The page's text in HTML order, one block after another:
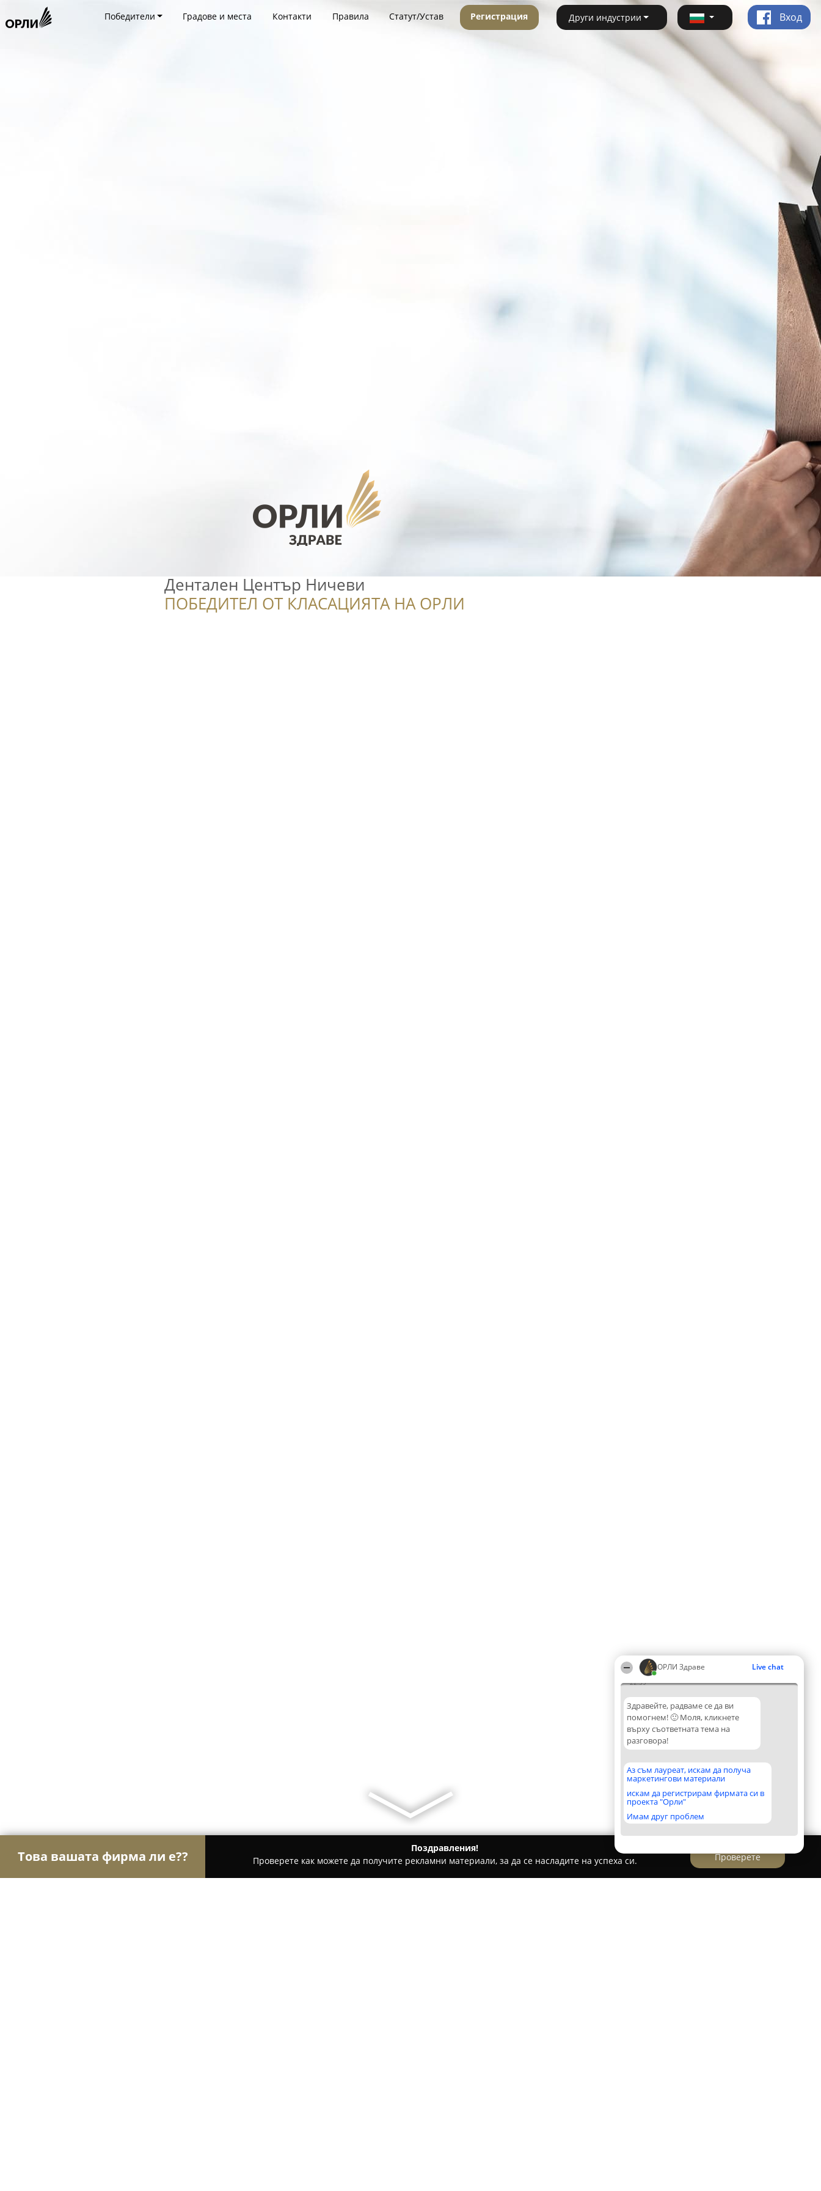
ОРЛИ Здраве Live chat
22:39
Здравейте, радваме се да ви
помогнем! 🙂 Моля, кликнете
върху съответната тема на
разговора!
Аз съм лауреат, искам да получа
маркетингови материали
искам да регистрирам фирмата си в
проекта "Орли"
Имам друг проблем
Победители Градове и места Контакти Правила Статут/Устав Регистрация Други индустрии Вход
Дентален Център Ничеви
ПОБЕДИТЕЛ ОТ КЛАСАЦИЯТА НА ОРЛИ
Това вашата фирма ли е??
Поздравления!
Проверете как можете да получите рекламни материали, за да се насладите на успеха си.
Проверете